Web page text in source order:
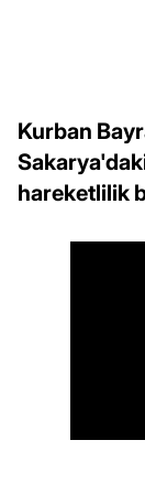
Kurban
hareketlilik